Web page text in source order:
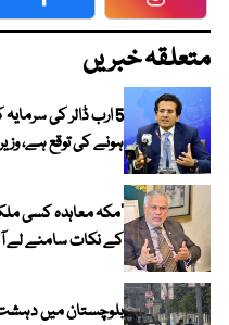
Facebook
متعلقہ خبریں
5 ارب ڈالر کی
ہونے کی توقع ہے،
‘مکہ معاہدہ کسی
کے نکات سامنے لے